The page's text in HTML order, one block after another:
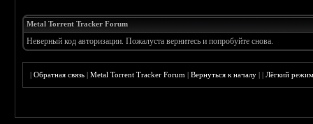
Metal Torrent Tracker Forum
Неверный код авторизации. Пожалуста вернитесь и попробуйте снова.
|Обратная связь |Metal Torrent Tracker Forum |Вернуться к началу ||Лёгкий